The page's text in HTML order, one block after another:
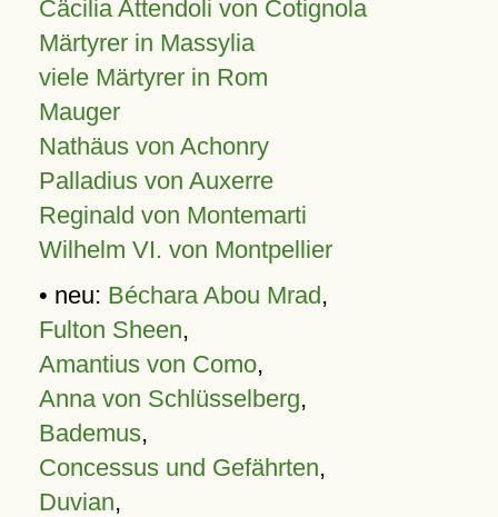
Cäcilia Attendoli von Cotignola
Märtyrer in Massylia
viele Märtyrer in Rom
Mauger
Nathäus von Achonry
Palladius von Auxerre
Reginald von Montemarti
Wilhelm VI. von Montpellier
• neu: Béchara Abou Mrad,
Fulton Sheen,
Amantius von Como,
Anna von Schlüsselberg,
Bademus,
Concessus und Gefährten,
Duvian,